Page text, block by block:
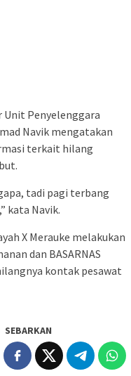
Penyelenggara
Navik mengatakan
terkait hilang
tadi pagi terbang
kata Navik.
X Merauke melakukan
dan BASARNAS
kontak pesawat
SEBARKAN